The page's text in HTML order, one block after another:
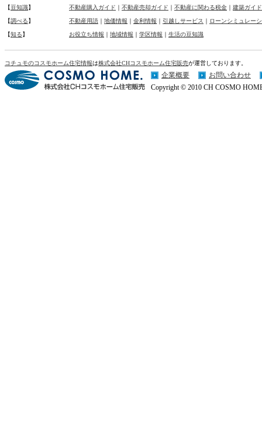
【豆知識】 不動産購入ガイド ｜ 不動産売却ガイド ｜ 不動産に関わる税金 ｜ 建築ガイド
【調べる】 不動産用語 ｜ 地価情報 ｜ 金利情報 ｜ 引越しサービス ｜ ローンシミュレー
【知る】 お役立ち情報 ｜ 地域情報 ｜ 学区情報 ｜ 生活の豆知識
コチュモのコスモホーム住宅情報は株式会社CHコスモホーム住宅販売が運営しております。
企業概要
お問い合わせ
Copyright © 2010 CH COSMO